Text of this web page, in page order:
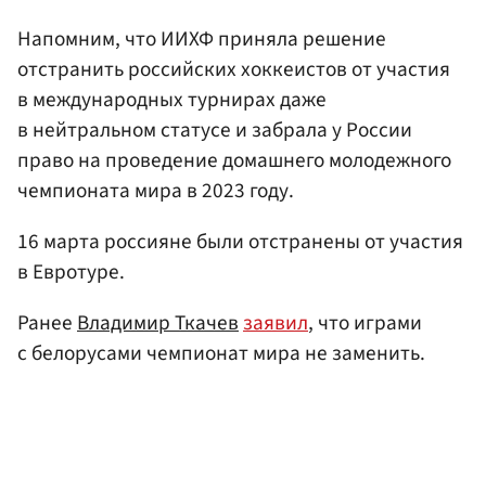
Напомним, что ИИХФ приняла решение
отстранить российских хоккеистов от участия
в международных турнирах даже
в нейтральном статусе и забрала у России
право на проведение домашнего молодежного
чемпионата мира в 2023 году.
16 марта россияне были отстранены от участия
в Евротуре.
РанееВладимир Ткачевзаявил, что играми
с белорусами чемпионат мира не заменить.